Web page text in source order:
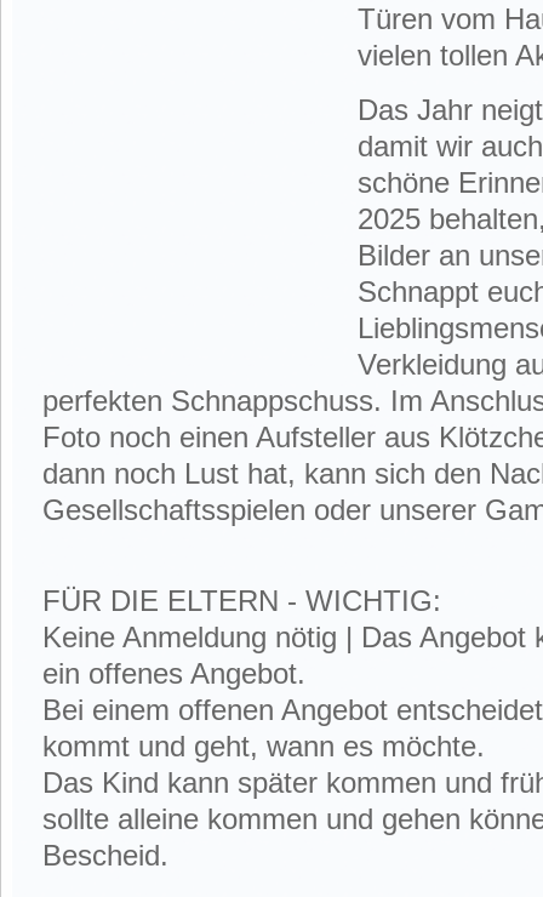
Türen vom
vielen tollen
Das Jahr
damit wir
schöne
2025
Bilder an
Schnappt
Verkleidung
perfekten Schnappschuss. Im
Foto noch einen Aufsteller aus
dann noch Lust hat, kann sich den
Gesellschaftsspielen oder unserer
FÜR DIE ELTERN - WICHTIG:
Keine Anmeldung nötig | Das Angebot
ein offenes Angebot.
Bei einem offenen Angebot
kommt und geht, wann es möchte.
Das Kind kann später kommen und
sollte alleine kommen und gehen
Bescheid.